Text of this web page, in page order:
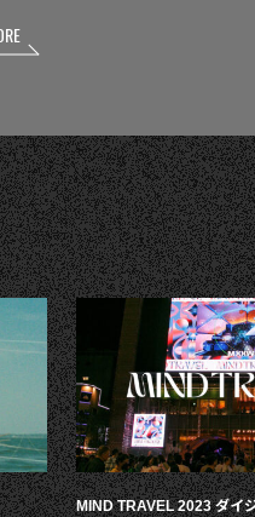
MIND TRAVEL 2023 ダイ